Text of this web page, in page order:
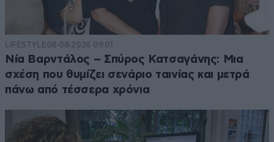
LIFESTYLE08·08·2026 09:01
Νία Βαρντάλος – Σπύρος Κατσαγάνης: Μια
σχέση που θυμίζει σενάριο ταινίας και μετρά
πάνω από τέσσερα χρόνια